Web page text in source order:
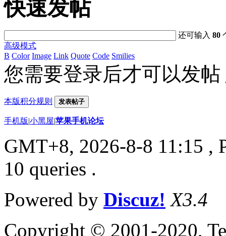
快速发帖
还可输入80
高级模式
B Color Image Link Quote Code Smilies
您需要登录后才可以发帖
本版积分规则 发表帖子
手机版|小黑屋|苹果手机论坛
GMT+8, 2026-8-8 11:15 ,
10 queries .
Powered by Discuz! X3.4
Copyright © 2001-2020,